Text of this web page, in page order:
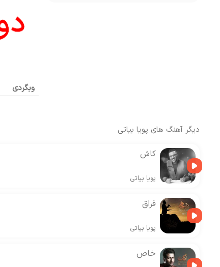
وبگردی
دیگر آهنگ های پویا بیاتی
کاش
پویا بیاتی
فراق
پویا بیاتی
خاص